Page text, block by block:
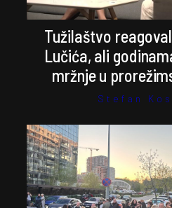
Tužilaštvo
Lučića, ali
mržnje u
Stefan